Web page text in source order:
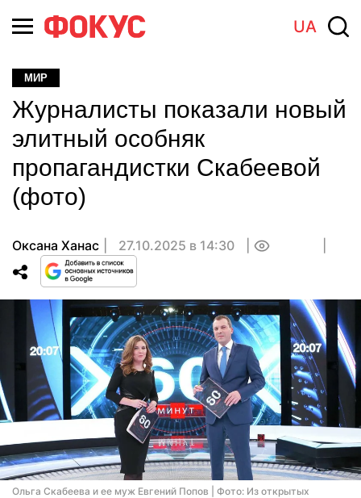
UA
МИР
Журналисты показали новый
элитный особняк
пропагандистки Скабеевой
(фото)
Оксана Ханас 27.10.2025 в 14:30
Ольга Скабеева и ее муж Евгений Попов | Фото: Из открытых